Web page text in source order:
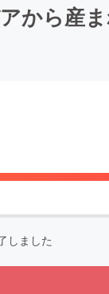
から産ま
しました